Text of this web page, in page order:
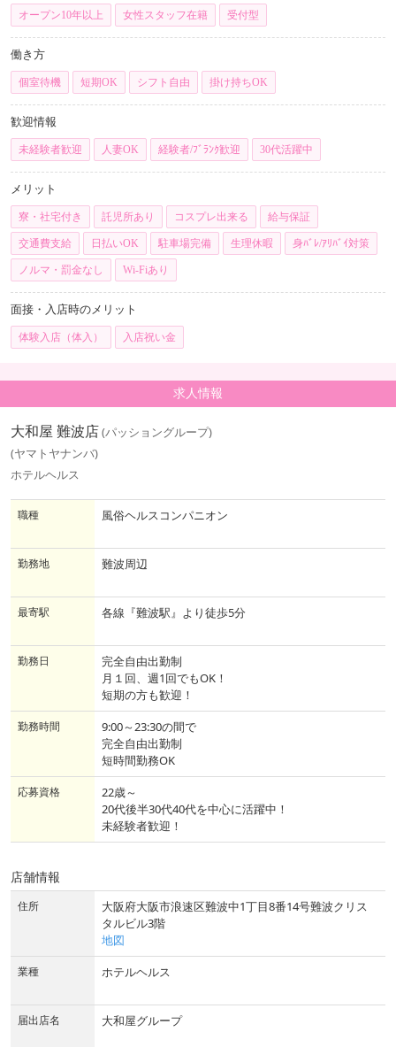
オープン10年以上 女性スタッフ在籍 受付型
働き方
個室待機 短期OK シフト自由 掛け持ちOK
歓迎情報
未経験者歓迎 人妻OK 経験者/ﾌﾞﾗﾝｸ歓迎 30代活躍中
メリット
寮・社宅付き 託児所あり コスプレ出来る 給与保証
交通費支給 日払いOK 駐車場完備 生理休暇 身ﾊﾞﾚ/ｱﾘﾊﾞｲ対策
ノルマ・罰金なし Wi-Fiあり
面接・入店時のメリット
体験入店（体入） 入店祝い金
求人情報
大和屋 難波店(パッショングループ)
(ヤマトヤナンバ)
ホテルヘルス
職種 風俗ヘルスコンパニオン
勤務地 難波周辺
最寄駅 各線『難波駅』より徒歩5分
勤務日
完全自由出勤制
月１回、週1回でもOK！
短期の方も歓迎！
勤務時間
9:00～23:30の間で
完全自由出勤制
短時間勤務OK
応募資格
22歳～
20代後半30代40代を中心に活躍中！
未経験者歓迎！
店舗情報
住所
大阪府大阪市浪速区難波中1丁目8番14号難波クリス
タルビル3階
地図
業種 ホテルヘルス
届出店名 大和屋グループ